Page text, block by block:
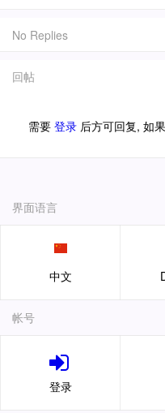
No Replies
回帖
需要 登录 后方可回复, 如
界面语言
中文
帐号
登录